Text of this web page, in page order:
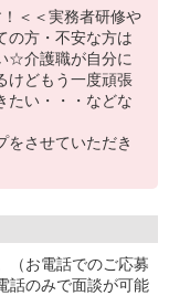
＜＜実務者研修や
方・不安な方は
☆介護職が自分に
けどもう一度頑張
たい・・・などな
をさせていただき
（お電話でのご応募
話のみで面談が可能